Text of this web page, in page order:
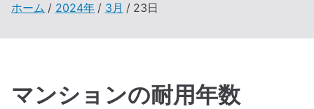
ホーム 2024年 3月 23日
マンションの耐用年数